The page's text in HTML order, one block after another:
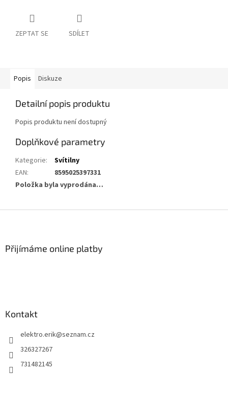
ZEPTAT SE SDÍLET
Popis Diskuze
Detailní popis produktu
Popis produktu není dostupný
Doplňkové parametry
Kategorie:
Svítilny
EAN:
8595025397331
Položka byla vyprodána…
Přijímáme online platby
Kontakt
elektro.erik@seznam.cz
326327267
731482145